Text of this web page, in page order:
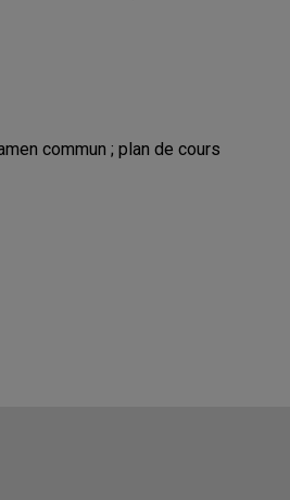
commun ; plan de cours